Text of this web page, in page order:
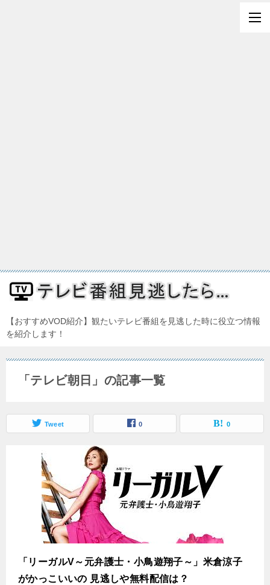
【おすすめVOD紹介】観たいテレビ番組を見逃した時に役立つ情報
を紹介します！
「テレビ朝日」の記事一覧
Tweet 0 0
「リーガルV～元弁護士・小鳥遊翔子～」米倉涼子
がかっこいいの 見逃しや無料配信は？